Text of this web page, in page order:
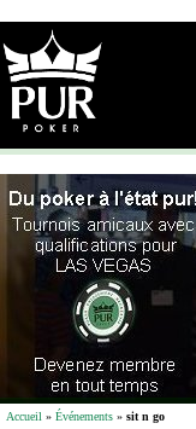
Accueil » Événements » sit n go